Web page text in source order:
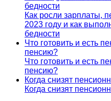
бедности
Как росли зарплаты,
2023 году и как
бедности
Что готовить и есть
пенсию?
Что готовить и есть
пенсию?
Когда снизят
Когда снизят